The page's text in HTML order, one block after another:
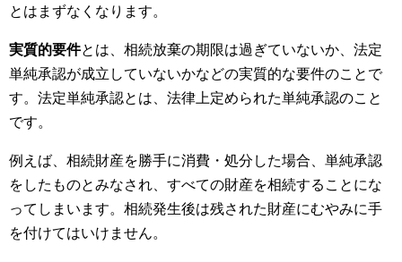
とはまずなくなります。
実質的要件とは、相続放棄の期限は過ぎていないか、法定
単純承認が成立していないかなどの実質的な要件のことで
す。法定単純承認とは、法律上定められた単純承認のこと
です。
例えば、相続財産を勝手に消費・処分した場合、単純承認
をしたものとみなされ、すべての財産を相続することにな
ってしまいます。相続発生後は残された財産にむやみに手
を付けてはいけません。